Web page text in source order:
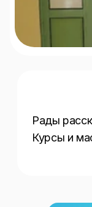
Рады
Курсы и